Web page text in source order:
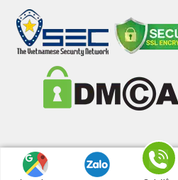
Copyright 2026 © - Dịch Vụ